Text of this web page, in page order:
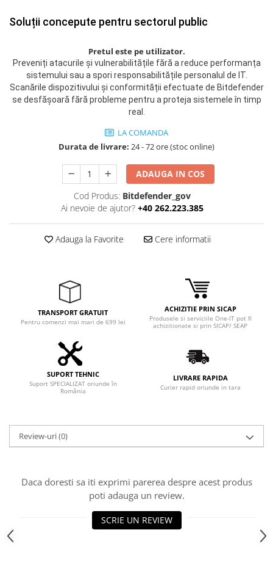
Mouse
Tastaturi
USB Hub
Soluții concepute pentru sectorul public
Pretul este pe utilizator.
Preveniți atacurile și vulnerabilitățile fără a reduce performanța
sistemului sau a spori responsabilitățile personalul de IT.
Scanările dispozitivului și conformității efectuate de Bitdefender
se desfășoară fără probleme pentru a proteja sistemele în timp
real.
LA COMANDA
Durata de livrare: 24 - 72 ore (stoc online)
ADAUGA IN COS
Cod Produs: Bitdefender_gov
Ai nevoie de ajutor? +40 262.223.385
Adauga la Favorite Cere informatii
TRANSPORT GRATUIT
Pentru comenzi mai mari de 699 lei
ACHIZITIE PRIN SICAP
Produsele si serviciile One-IT pot fi
achizitionate si prin SICAP/ SEAP
SUPORT TEHNIC
Suport SPECIALIZAT oriunde în
România
LIVRARE RAPIDA
Curier rapid oriunde in tara
Review-uri(0)
Daca doresti sa iti exprimi parerea despre acest produs
poti adauga un review.
SCRIE UN REVIEW